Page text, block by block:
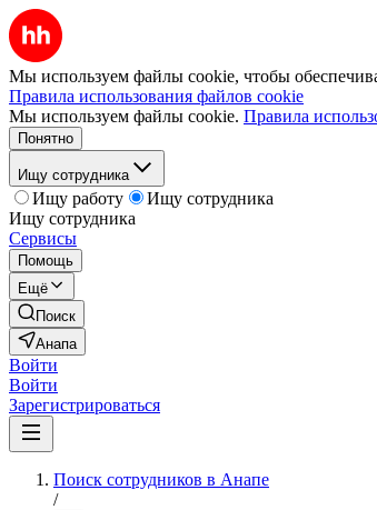
Мы используем файлы cookie, чтобы
Правила использования файлов cookie
Мы используем файлы cookie. Правила
Понятно
Ищу сотрудника
Ищу работу
Ищу сотрудника
Ищу сотрудника
Сервисы
Помощь
Ещё
Поиск
Анапа
Войти
Войти
Зарегистрироваться
Поиск сотрудников в Анапе
/